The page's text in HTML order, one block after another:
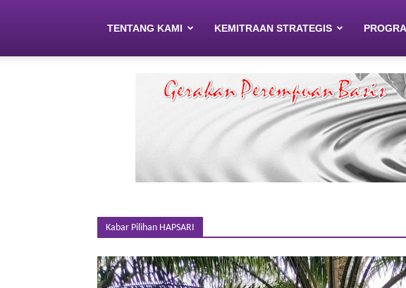
TENTANG KAMI KEMITRAAN STRATEGIS
Kabar Pilihan HAPSARI